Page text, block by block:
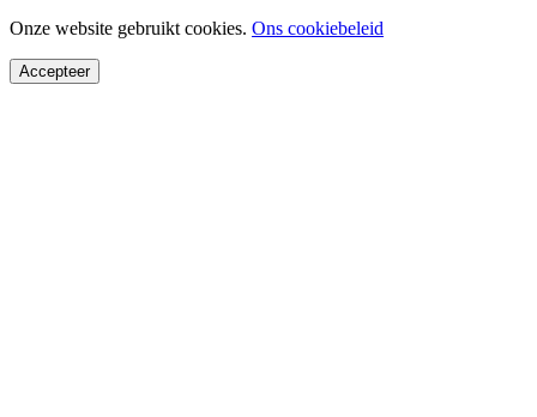
Onze website gebruikt cookies. Ons cookiebeleid
Accepteer